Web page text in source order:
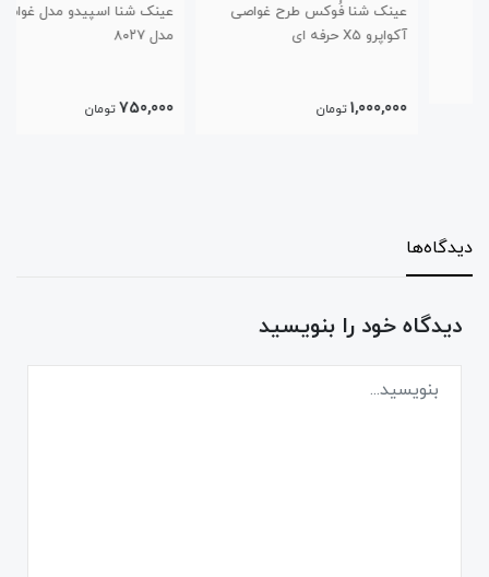
عینک شنا فُوکس طرح غواصی
1,000,000 تومان
عینک شنا اسپیدو مدل غواصی
تومان
دیدگاه‌ها
دیدگاه خود را بنویسید